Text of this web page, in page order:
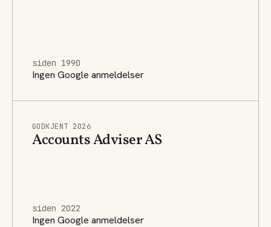
siden 1990
Ingen Google anmeldelser
GODKJENT 2026
Accounts Adviser AS
siden 2022
Ingen Google anmeldelser